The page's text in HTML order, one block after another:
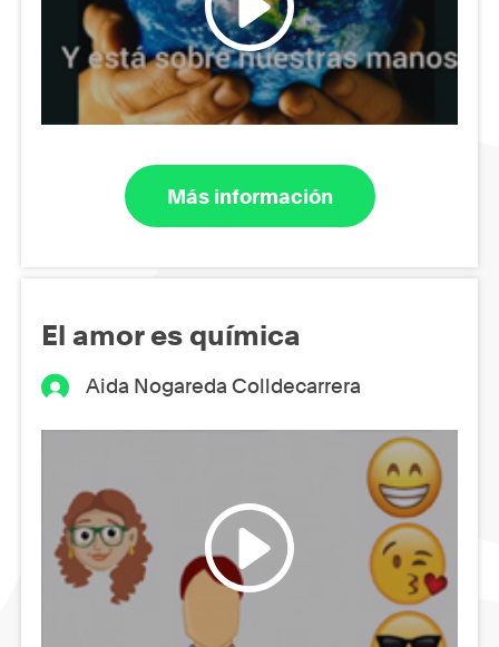
Más información
El amor es química
Aida Nogareda Colldecarrera